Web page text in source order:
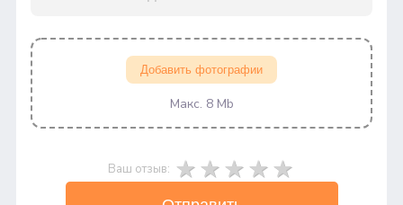
Добавить фотографии
Макс. 8 Mb
Ваш отзыв: